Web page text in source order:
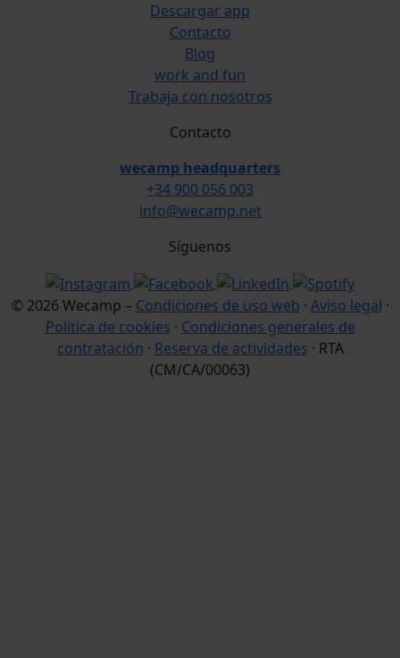
Descargar app
Contacto
Blog
work and fun
Trabaja con nosotros
Contacto
wecamp headquarters
+34 900 056 003
info@wecamp.net
Síguenos
© 2026 Wecamp – Condiciones de uso web · Aviso legal ·
Política de cookies · Condiciones generales de
contratación · Reserva de actividades · RTA
(CM/CA/00063)